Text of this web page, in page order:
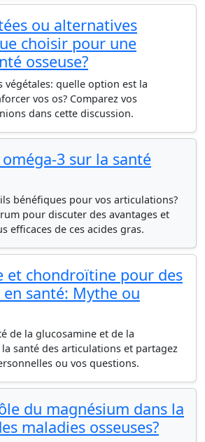
ou alternatives
choisir pour une
osseuse?
végétales: quelle option est la
vos os? Comparez vos
dans cette discussion.
3 sur la santé
bénéfiques pour vos articulations?
pour discuter des avantages et
efficaces de ces acides gras.
et chondroïtine pour des
santé: Mythe ou
de la glucosamine et de la
santé des articulations et partagez
ou vos questions.
du magnésium dans la
maladies osseuses?